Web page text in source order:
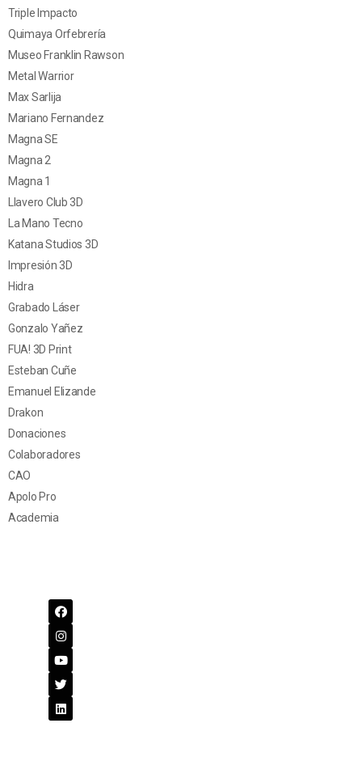
Triple Impacto
Quimaya Orfebrería
Museo Franklin Rawson
Metal Warrior
Max Sarlija
Mariano Fernandez
Magna SE
Magna 2
Magna 1
Llavero Club 3D
La Mano Tecno
Katana Studios 3D
Impresión 3D
Hidra
Grabado Láser
Gonzalo Yañez
FUA! 3D Print
Esteban Cuñe
Emanuel Elizande
Drakon
Donaciones
Colaboradores
CAO
Apolo Pro
Academia